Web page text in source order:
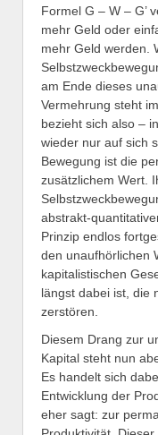
Formel G – W – G’
mehr Geld oder
mehr Geld werden.
am Ende dieses
Vermehrung steht
bezieht sich also –
wieder nur auf sich
Bewegung ist die
zusätzlichem Wert.
abstrakt-
Prinzip endlos
den unaufhörlichen
kapitalistischen
längst dabei ist, die
zerstören.
Diesem Drang zur
Kapital steht nun
Es handelt sich
Entwicklung der
eher sagt: zur